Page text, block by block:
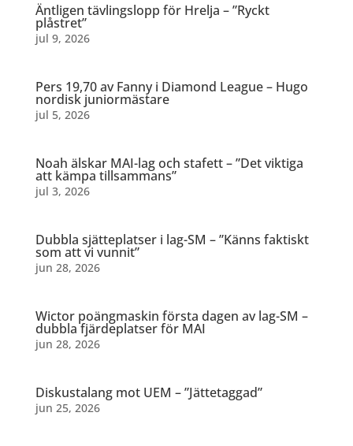
Äntligen tävlingslopp för Hrelja – ”Ryckt
plåstret”
jul 9, 2026
Pers 19,70 av Fanny i Diamond League – Hugo
nordisk juniormästare
jul 5, 2026
Noah älskar MAI-lag och stafett – ”Det viktiga
att kämpa tillsammans”
jul 3, 2026
Dubbla sjätteplatser i lag-SM – ”Känns faktiskt
som att vi vunnit”
jun 28, 2026
Wictor poängmaskin första dagen av lag-SM –
dubbla fjärdeplatser för MAI
jun 28, 2026
Diskustalang mot UEM – ”Jättetaggad”
jun 25, 2026